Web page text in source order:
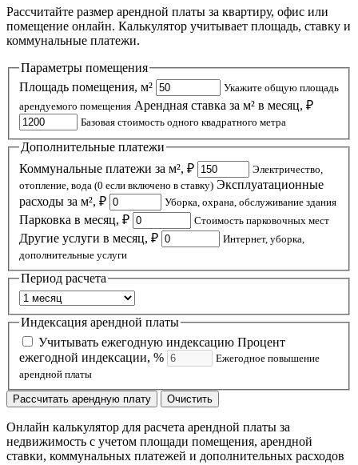
Рассчитайте размер арендной платы за квартиру, офис или
помещение онлайн. Калькулятор учитывает площадь, ставку и
коммунальные платежи.
Параметры помещения
Площадь помещения, м²
Укажите общую площадь
арендуемого помещения Арендная ставка за м² в месяц, ₽
Базовая стоимость одного квадратного метра
Дополнительные платежи
Коммунальные платежи за м², ₽
Электричество,
отопление, вода (0 если включено в ставку) Эксплуатационные
расходы за м², ₽
Уборка, охрана, обслуживание здания
Парковка в месяц, ₽ Стоимость парковочных мест
Другие услуги в месяц, ₽
Интернет, уборка,
дополнительные услуги
Период расчета
Индексация арендной платы
Учитывать ежегодную индексацию Процент
ежегодной индексации, %
Ежегодное повышение
арендной платы
Рассчитать арендную плату Очистить
Онлайн калькулятор для расчета арендной платы за
недвижимость с учетом площади помещения, арендной
ставки, коммунальных платежей и дополнительных расходов